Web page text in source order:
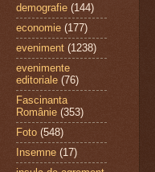
demografie (144)
economie (177)
eveniment (1238)
evenimente
editoriale (76)
Fascinanta
Românie (353)
Foto (548)
Insemne (17)